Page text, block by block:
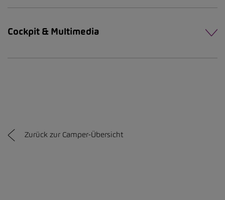
Cockpit & Multimedia
Zurück zur Camper-Übersicht